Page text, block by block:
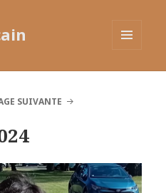
SUIVANTE